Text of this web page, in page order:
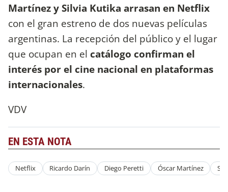
Martínez y Silvia Kutika arrasan en Netflix
con el gran estreno de dos nuevas películas
argentinas. La recepción del público y el lugar
que ocupan en el catálogo confirman el
interés por el cine nacional en plataformas
internacionales.
VDV
EN ESTA NOTA
Netflix Ricardo Darín Diego Peretti Óscar Martínez